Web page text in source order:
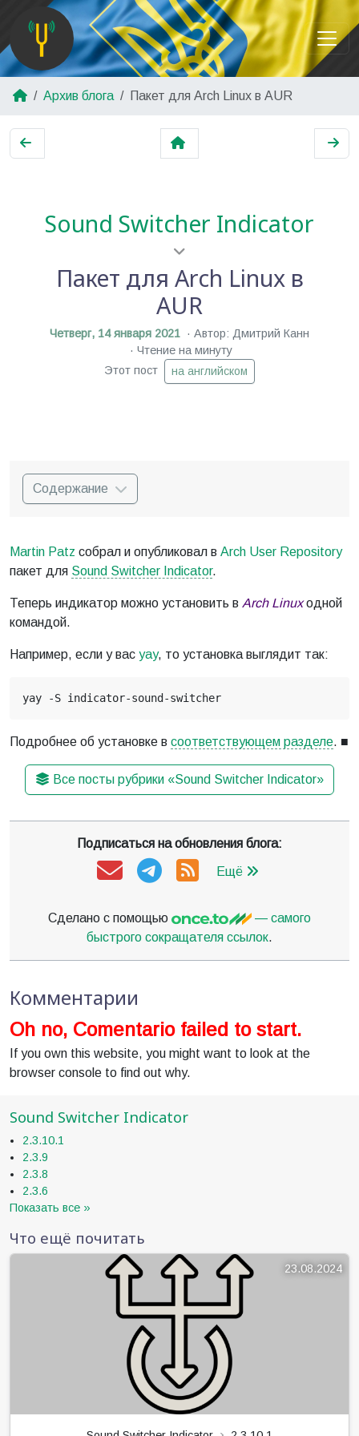
Архив блога Пакет для Arch Linux в AUR
Sound Switcher Indicator
Пакет для Arch Linux в
AUR
Четверг, 14 января 2021
Автор: Дмитрий Канн
Чтение на минуту
Этот пост
на английском
Содержание
Martin Patz собрал и опубликовал в Arch User Repository
пакет для Sound Switcher Indicator.
Теперь индикатор можно установить в Arch Linuxодной
командой.
Например, если у вас yay, то установка выглядит так:
Подробнее об установке в соответствующем разделе. ■
Все посты рубрики «Sound Switcher Indicator»
Подписаться на обновления блога:
Ещё
Сделано с помощью
— самого
быстрого сокращателя ссылок.
Комментарии
Oh no, Comentario failed to start.
If you own this website, you might want to look at the
browser console to find out why.
Sound Switcher Indicator
2.3.10.1
2.3.9
2.3.8
2.3.6
Показать все »
Что ещё почитать
23.08.2024